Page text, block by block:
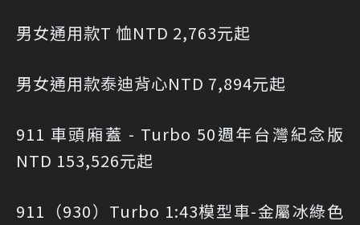
男女通用款T 恤NTD 2,763元起
男女通用款泰迪背心NTD 7,894元起
911 車頭廂蓋 - Turbo 50週年台灣紀念版
NTD 153,526元起
911（930）Turbo 1:43模型車-金屬冰綠色